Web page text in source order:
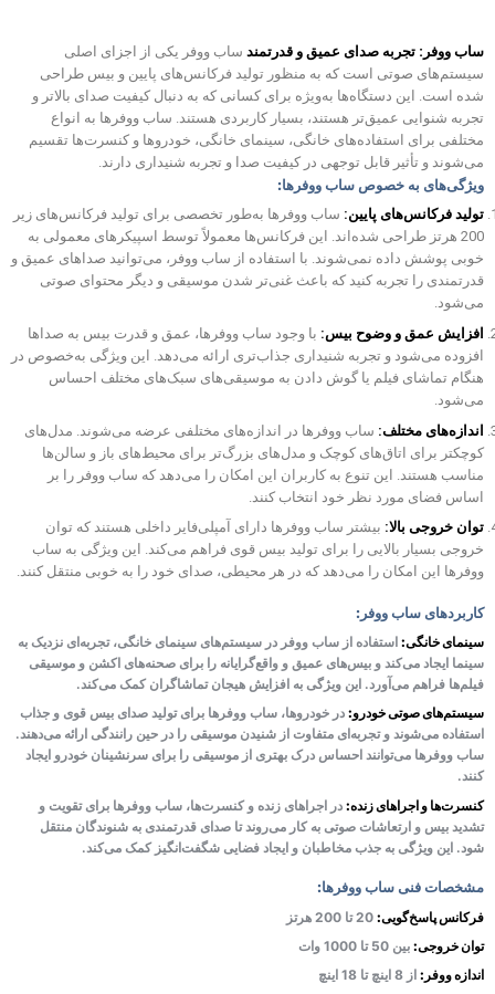
ساب ووفر: تجربه صدای عمیق و قدرتمندساب ووفر یکی از اجزای اصلی
سیستم‌های صوتی است که به منظور تولید فرکانس‌های پایین و بیس طراحی
شده است. این دستگاه‌ها به‌ویژه برای کسانی که به دنبال کیفیت صدای بالاتر و
تجربه شنوایی عمیق‌تر هستند، بسیار کاربردی هستند. ساب ووفرها به انواع
مختلفی برای استفاده‌های خانگی، سینمای خانگی، خودروها و کنسرت‌ها تقسیم
می‌شوند و تأثیر قابل توجهی در کیفیت صدا و تجربه شنیداری دارند.
ویژگی‌های به خصوص ساب ووفرها:
تولید فرکانس‌های پایین:ساب ووفرها به‌طور تخصصی برای تولید فرکانس‌های زیر
200 هرتز طراحی شده‌اند. این فرکانس‌ها معمولاً توسط اسپیکرهای معمولی به
خوبی پوشش داده نمی‌شوند. با استفاده از ساب ووفر، می‌توانید صداهای عمیق و
قدرتمندی را تجربه کنید که باعث غنی‌تر شدن موسیقی و دیگر محتوای صوتی
می‌شود.
افزایش عمق و وضوح بیس:با وجود ساب ووفرها، عمق و قدرت بیس به صداها
افزوده می‌شود و تجربه شنیداری جذاب‌تری ارائه می‌دهد. این ویژگی به‌خصوص در
هنگام تماشای فیلم یا گوش دادن به موسیقی‌های سبک‌های مختلف احساس
می‌شود.
اندازه‌های مختلف:ساب ووفرها در اندازه‌های مختلفی عرضه می‌شوند. مدل‌های
کوچکتر برای اتاق‌های کوچک و مدل‌های بزرگ‌تر برای محیط‌های باز و سالن‌ها
مناسب هستند. این تنوع به کاربران این امکان را می‌دهد که ساب ووفر را بر
اساس فضای مورد نظر خود انتخاب کنند.
توان خروجی بالا:بیشتر ساب ووفرها دارای آمپلی‌فایر داخلی هستند که توان
خروجی بسیار بالایی را برای تولید بیس قوی فراهم می‌کند. این ویژگی به ساب
ووفرها این امکان را می‌دهد که در هر محیطی، صدای خود را به خوبی منتقل کنند.
کاربردهای ساب ووفر:
سینمای خانگی: استفاده از ساب ووفر در سیستم‌های سینمای خانگی، تجربه‌ای نزدیک به
سینما ایجاد می‌کند و بیس‌های عمیق و واقع‌گرایانه را برای صحنه‌های اکشن و موسیقی
فیلم‌ها فراهم می‌آورد. این ویژگی به افزایش هیجان تماشاگران کمک می‌کند.
سیستم‌های صوتی خودرو: در خودروها، ساب ووفرها برای تولید صدای بیس قوی و جذاب
استفاده می‌شوند و تجربه‌ای متفاوت از شنیدن موسیقی را در حین رانندگی ارائه می‌دهند.
ساب ووفرها می‌توانند احساس درک بهتری از موسیقی را برای سرنشینان خودرو ایجاد
کنند.
کنسرت‌ها و اجراهای زنده:در اجراهای زنده و کنسرت‌ها، ساب ووفرها برای تقویت و
تشدید بیس و ارتعاشات صوتی به کار می‌روند تا صدای قدرتمندی به شنوندگان منتقل
شود. این ویژگی به جذب مخاطبان و ایجاد فضایی شگفت‌انگیز کمک می‌کند.
مشخصات فنی ساب ووفرها:
فرکانس پاسخ‌گویی:
توان خروجی: بین 50 تا 1000 وات
اندازه ووفر:از 8 اینچ تا 18 اینچ